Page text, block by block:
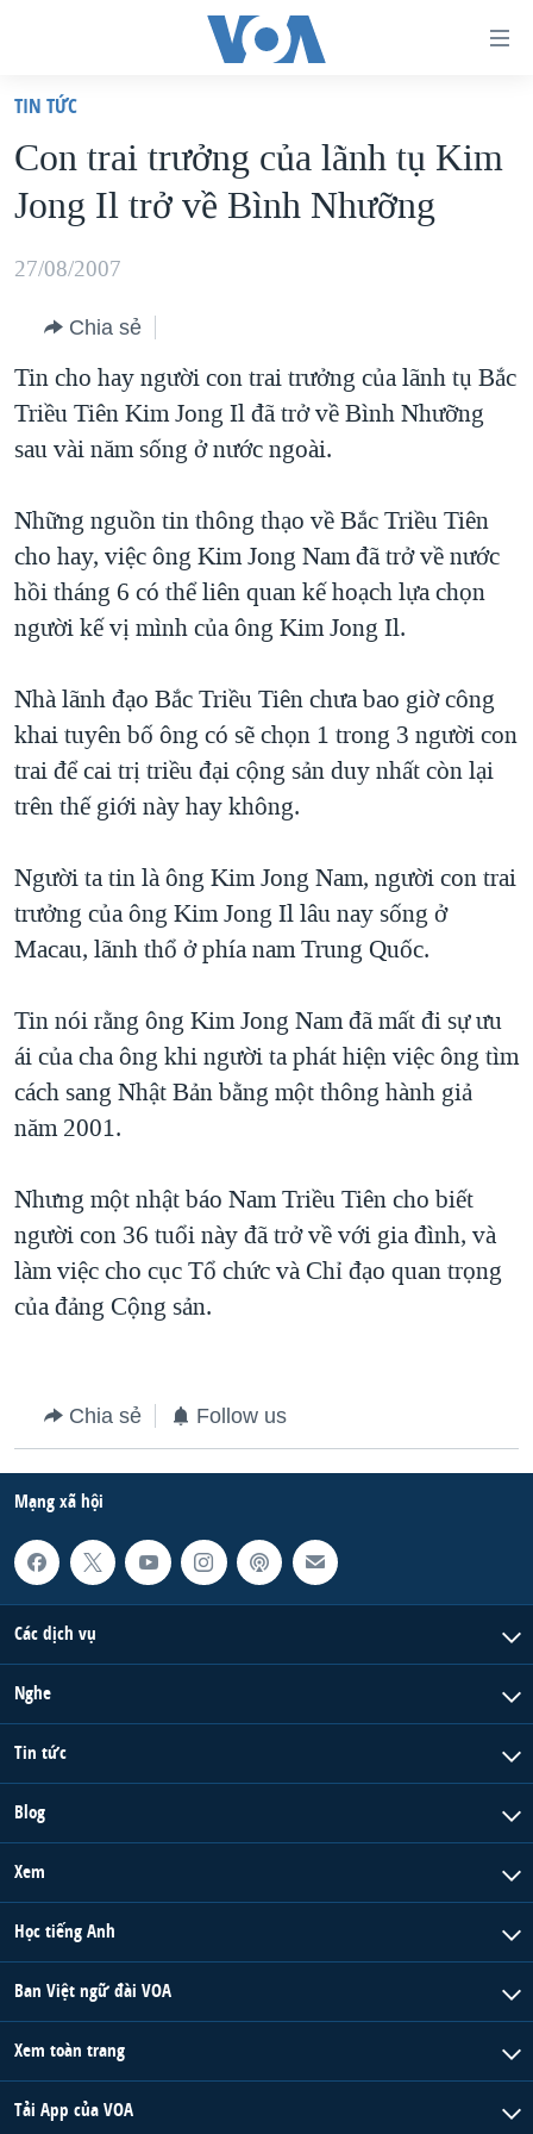
truy
cập
Tới
dung
chính
điều
hướng
chính
tới
"Tìm"
VIỆT NAM
HOA KỲ
BIỂN ĐÔNG
BLOG
DIỄN ĐÀN
MỤC
VẠCH TRẦN TIN GIẢ
NGƯỜI VIỆT HẢI NGOẠI
ĐỜI SỐNG
KHOA HỌC
SỨC KHOẺ
VĂN HOÁ
THỂ THAO
CHIẾN TRANH THƯƠNG MẠI CỦA MỸ: QUÁ KHỨ VÀ HIỆN
TẠI
HÀNH TRÌNH BẦU CỬ 2024
MỘT NĂM CHIẾN TRANH TẠI DẢI GAZA
NGÀY TỊ NẠN THẾ GIỚI
TRỊNH VĨNH BÌNH - NGƯỜI HẠ 'BÊN THẮNG CUỘC'
GROUND ZERO – XƯA VÀ NAY
CÁC GIÁ TRỊ CỘNG HÒA Ở VIỆT NAM
THƯỢNG ĐỈNH TRUMP-KIM TẠI VIỆT NAM
TRỊNH VĨNH BÌNH VS. CHÍNH PHỦ VIỆT NAM
NGƯ DÂN VIỆT VÀ LÀN SÓNG TRỘM HẢI SÂM
BÊN KIA QUỐC LỘ: TIẾNG VỌNG TỪ NÔNG THÔN MỸ
QUAN HỆ VIỆT MỸ
HỌC TIẾNG ANH
VIDEO
NGHE
Ngôn ngữ khác
TIN TỨC
Con trai trưởng của lãnh tụ Kim
Jong Il trở về Bình Nhưỡng
27/08/2007
Chia sẻ
Tin cho hay người con trai trưởng của lãnh tụ Bắc
Triều Tiên Kim Jong Il đã trở về Bình Nhưỡng
sau vài năm sống ở nước ngoài.
Những nguồn tin thông thạo về Bắc Triều Tiên
cho hay, việc ông Kim Jong Nam đã trở về nước
hồi tháng 6 có thể liên quan kế hoạch lựa chọn
người kế vị mình của ông Kim Jong Il.
Nhà lãnh đạo Bắc Triều Tiên chưa bao giờ công
khai tuyên bố ông có sẽ chọn 1 trong 3 người con
trai để cai trị triều đại cộng sản duy nhất còn lại
trên thế giới này hay không.
Người ta tin là ông Kim Jong Nam, người con trai
trưởng của ông Kim Jong Il lâu nay sống ở
Macau, lãnh thổ ở phía nam Trung Quốc.
Tin nói rằng ông Kim Jong Nam đã mất đi sự ưu
ái của cha ông khi người ta phát hiện việc ông tìm
cách sang Nhật Bản bằng một thông hành giả
năm 2001.
Nhưng một nhật báo Nam Triều Tiên cho biết
người con 36 tuổi này đã trở về với gia đình, và
làm việc cho cục Tổ chức và Chỉ đạo quan trọng
của đảng Cộng sản.
Chia sẻ Follow us
Mạng xã hội
Các dịch vụ
Nghe
Tin tức
Blog
Xem
Học tiếng Anh
Ban Việt ngữ đài VOA
Xem toàn trang
Tải App của VOA